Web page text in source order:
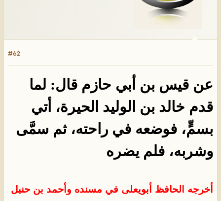
#62
عن قيس بن أبي حازم قال: لما
قدم خالد بن الوليد الحيرة، أتي
بسمٍّ، فوضعه في راحته، ثم سمَّى
وشربه، فلم يضره
أخرجه الحافظ أبويعلى في مسنده و أحمد بن حنبل